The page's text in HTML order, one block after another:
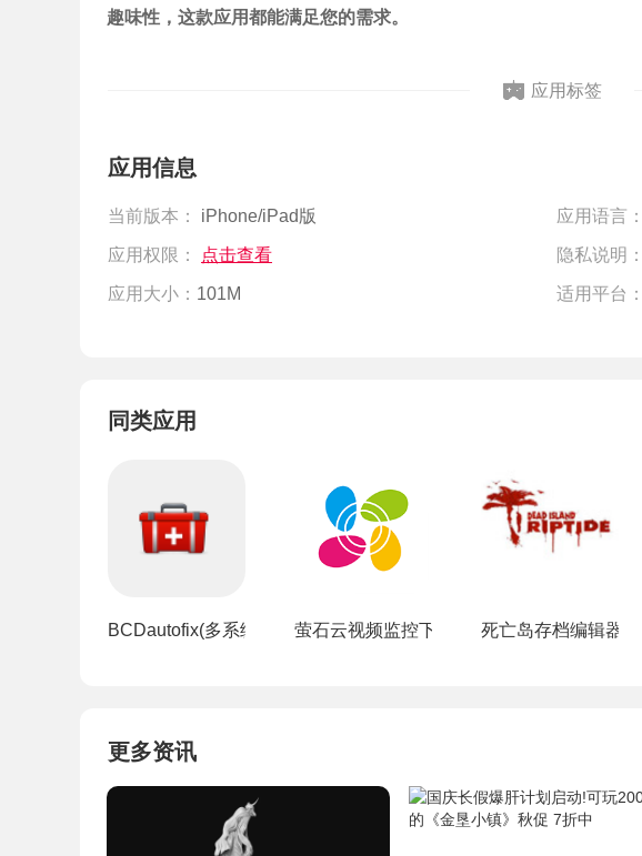
趣味性，这款应用都能满足您的需求。
应用标签
应用信息
当前版本： iPhone/iPad版 应用语言：
应用权限： 点击查看 隐私说明：
应用大小： 101M 适用平台：
同类应用
BCDautofix(多系统启动引导修复工具)萤石云视频监控下载手机版app死亡岛存档编辑器
更多资讯